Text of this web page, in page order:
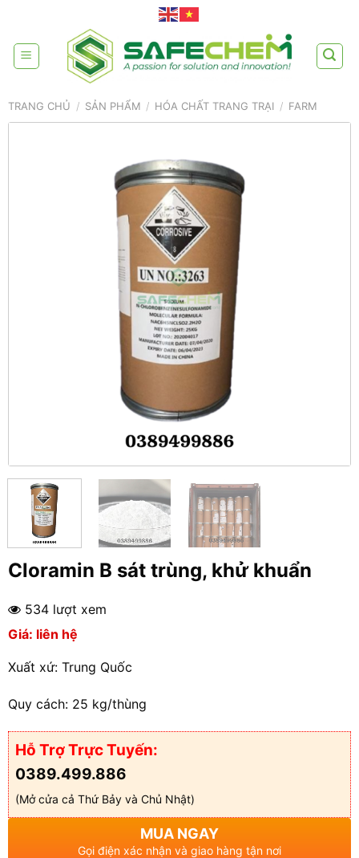
content
TRANG CHỦ / SẢN PHẨM / HÓA CHẤT TRANG TRẠI / FARM
Cloramin B sát trùng, khử khuẩn
534 lượt xem
Giá: liên hệ
Xuất xứ: Trung Quốc
Quy cách: 25 kg/thùng
Hỗ Trợ Trực Tuyến:
0389.499.886
(Mở cửa cả Thứ Bảy và Chủ Nhật)
MUA NGAY
Gọi điện xác nhận và giao hàng tận nơi